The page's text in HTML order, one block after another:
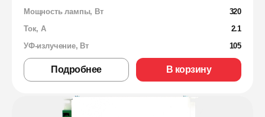
Мощность лампы, Вт
320
Ток, А
2.1
УФ-излучение, Вт
105
Подробнее В корзину